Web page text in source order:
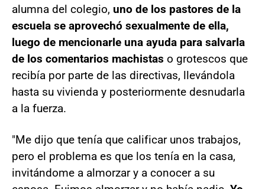
alumna del colegio, uno de los pastores de la
escuela se aprovechó sexualmente de ella,
luego de mencionarle una ayuda para salvarla
de los comentarios machistas o grotescos que
recibía por parte de las directivas, llevándola
hasta su vivienda y posteriormente desnudarla
a la fuerza.
"Me dijo que tenía que calificar unos trabajos,
pero el problema es que los tenía en la casa,
invitándome a almorzar y a conocer a su